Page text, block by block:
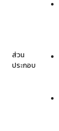
ส่วน
ประกอบ